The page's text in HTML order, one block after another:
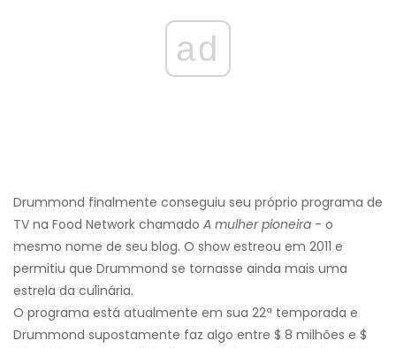
ad
Drummond finalmente conseguiu seu próprio programa de
TV na Food Network chamado A mulher pioneira - o
mesmo nome de seu blog. O show estreou em 2011 e
permitiu que Drummond se tornasse ainda mais uma
estrela da culinária.
O programa está atualmente em sua 22ª temporada e
Drummond supostamente faz algo entre $ 8 milhões e $